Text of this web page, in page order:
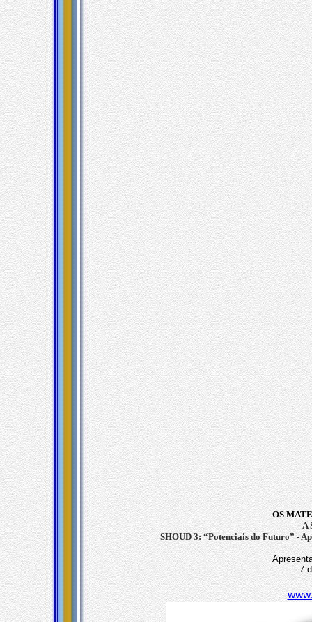
OS
A
SHOUD 3: “Potenciais do Futuro” -
7